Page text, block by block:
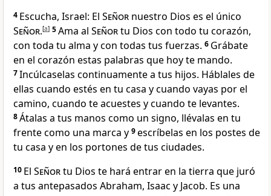
4 Escucha, Israel: El Señor nuestro Dios es el único
Señor.[a] 5Ama al Señortu Dios con todo tu corazón,
con toda tu alma y con todas tus fuerzas. 6 Grábate
en el corazón estas palabras que hoy te mando.
7Incúlcaselas continuamente a tus hijos. Háblales de
ellas cuando estés en tu casa y cuando vayas por el
camino, cuando te acuestes y cuando te levantes.
8Átalas a tus manos como un signo, llévalas en tu
frente como una marca y 9escríbelas en los postes de
tu casa y en los portones de tus ciudades.
10 El Señortu Dios te hará entrar en la tierra que juró
a tus antepasados Abraham, Isaac y Jacob. Es una